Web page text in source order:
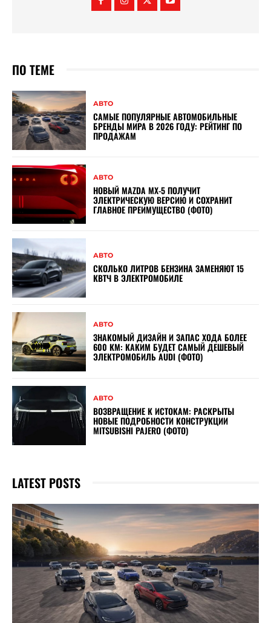
ПО ТЕМЕ
АВТО
САМЫЕ ПОПУЛЯРНЫЕ АВТОМОБИЛЬНЫЕ
БРЕНДЫ МИРА В 2026 ГОДУ: РЕЙТИНГ ПО
ПРОДАЖАМ
АВТО
НОВЫЙ MAZDA MX-5 ПОЛУЧИТ
ЭЛЕКТРИЧЕСКУЮ ВЕРСИЮ И СОХРАНИТ
ГЛАВНОЕ ПРЕИМУЩЕСТВО (ФОТО)
АВТО
СКОЛЬКО ЛИТРОВ БЕНЗИНА ЗАМЕНЯЮТ 15
КВТЧ В ЭЛЕКТРОМОБИЛЕ
АВТО
ЗНАКОМЫЙ ДИЗАЙН И ЗАПАС ХОДА БОЛЕЕ
600 КМ: КАКИМ БУДЕТ САМЫЙ ДЕШЕВЫЙ
ЭЛЕКТРОМОБИЛЬ AUDI (ФОТО)
АВТО
ВОЗВРАЩЕНИЕ К ИСТОКАМ: РАСКРЫТЫ
НОВЫЕ ПОДРОБНОСТИ КОНСТРУКЦИИ
MITSUBISHI PAJERO (ФОТО)
LATEST POSTS